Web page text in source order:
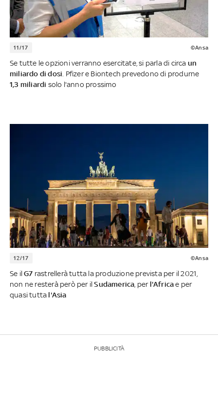
11/17 ©Ansa
Se tutte le opzioni verranno esercitate, si parla di circa un
miliardo di dosi . Pfizer e Biontech prevedono di produrne
1,3 miliardi solo l'anno prossimo
12/17 ©Ansa
Se ilG7 rastrellerà tutta la produzione prevista per il 2021,
non ne resterà però per ilSudamerica , per l'Africae per
quasi tutta l'Asia
PUBBLICITÀ